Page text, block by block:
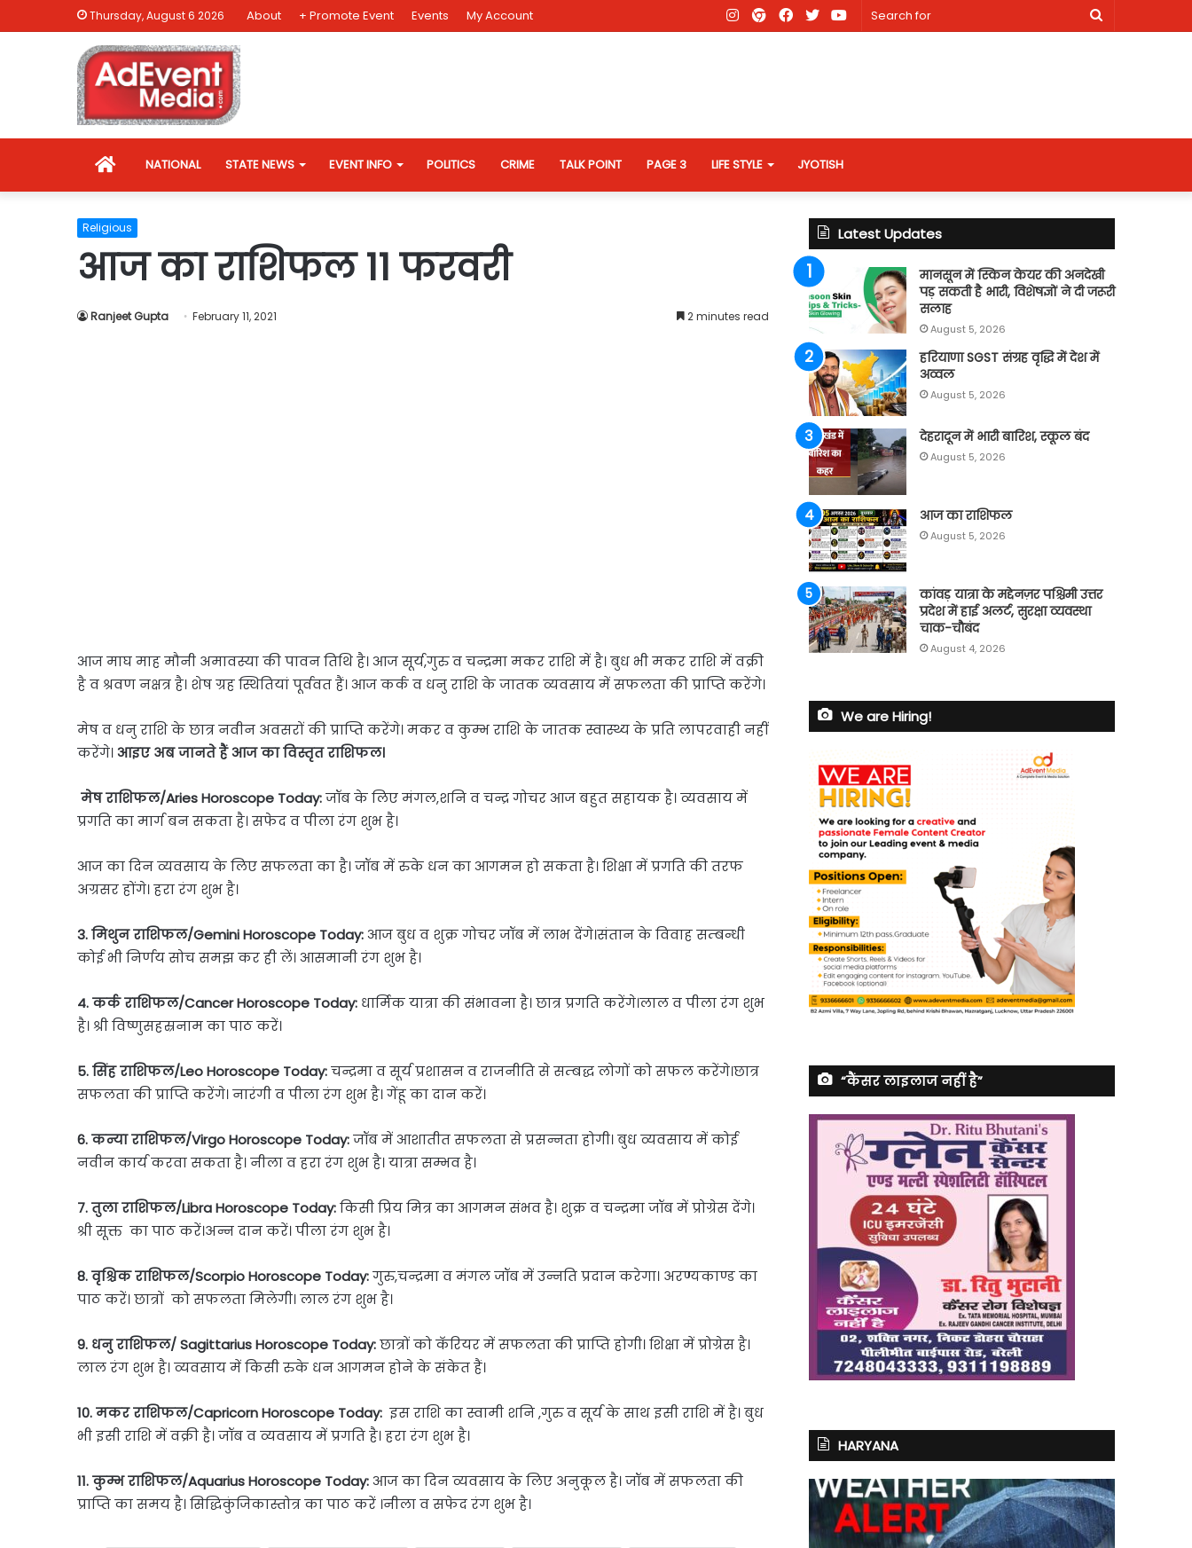
Thursday, August 6 2026 About + Promote Event Events My Account
Search
Youtube
X
Facebook
AD
Instagram
HOMENATIONAL STATE NEWS EVENT INFO POLITICS CRIME TALK POINT PAGE 3 LIFE STYLE JYOTISH
Religious
आज का राशिफल 11 फरवरी
Ranjeet Gupta February 11, 2021 2 minutes read
आज माघ माह मौनी अमावस्या की पावन तिथि है। आज सूर्य,गुरु व चन्द्रमा मकर राशि में है। बुध भी मकर राशि में वक्री
है व श्रवण नक्षत्र है। शेष ग्रह स्थितियां पूर्ववत हैं। आज कर्क व धनु राशि के जातक व्यवसाय में सफलता की प्राप्ति करेंगे।
मेष व धनु राशि के छात्र नवीन अवसरों की प्राप्ति करेंगे। मकर व कुम्भ राशि के जातक स्वास्थ्य के प्रति लापरवाही नहीं
करेंगे। आइए अब जानते हैं आज का विस्तृत राशिफल।
मेष राशिफल/Aries Horoscope Today:जॉब के लिए मंगल,शनि व चन्द्र गोचर आज बहुत सहायक है। व्यवसाय में
प्रगति का मार्ग बन सकता है। सफेद व पीला रंग शुभ है।
आज का दिन व्यवसाय के लिए सफलता का है। जॉब में रुके धन का आगमन हो सकता है। शिक्षा में प्रगति की तरफ
अग्रसर होंगे। हरा रंग शुभ है।
3. मिथुन राशिफल/Gemini Horoscope Today:आज बुध व शुक्र गोचर जॉब में लाभ देंगे।संतान के विवाह सम्बन्धी
कोई भी निर्णय सोच समझ कर ही लें। आसमानी रंग शुभ है।
4. कर्क राशिफल/Cancer Horoscope Today: धार्मिक यात्रा की संभावना है। छात्र प्रगति करेंगे।लाल व पीला रंग शुभ
है। श्री विष्णुसहस्रनाम का पाठ करें।
5. सिंह राशिफल/Leo Horoscope Today:चन्द्रमा व सूर्य प्रशासन व राजनीति से सम्बद्ध लोगों को सफल करेंगे।छात्र
सफलता की प्राप्ति करेंगे। नारंगी व पीला रंग शुभ है। गेंहू का दान करें।
6. कन्या राशिफल/Virgo Horoscope Today:जॉब में आशातीत सफलता से प्रसन्नता होगी। बुध व्यवसाय में कोई
नवीन कार्य करवा सकता है। नीला व हरा रंग शुभ है। यात्रा सम्भव है।
7. तुला राशिफल/Libra Horoscope Today:किसी प्रिय मित्र का आगमन संभव है। शुक्र व चन्द्रमा जॉब में प्रोग्रेस देंगे।
श्री सूक्त का पाठ करें।अन्न दान करें। पीला रंग शुभ है।
8. वृश्चिक राशिफल/Scorpio Horoscope Today:गुरु,चन्द्रमा व मंगल जॉब में उन्नति प्रदान करेगा। अरण्यकाण्ड का
पाठ करें। छात्रों को सफलता मिलेगी। लाल रंग शुभ है।
9. धनु राशिफल/ Sagittarius Horoscope Today:छात्रों को कॅरियर में सफलता की प्राप्ति होगी। शिक्षा में प्रोग्रेस है।
लाल रंग शुभ है। व्यवसाय में किसी रुके धन आगमन होने के संकेत हैं।
10. मकर राशिफल/Capricorn Horoscope Today: इस राशि का स्वामी शनि ,गुरु व सूर्य के साथ इसी राशि में है। बुध
भी इसी राशि में वक्री है। जॉब व व्यवसाय में प्रगति है। हरा रंग शुभ है।
11. कुम्भ राशिफल/Aquarius Horoscope Today:आज का दिन व्यवसाय के लिए अनुकूल है। जॉब में सफलता की
प्राप्ति का समय है। सिद्धिकुंजिकास्तोत्र का पाठ करें ।नीला व सफेद रंग शुभ है।
Latest Updates
मानसून में स्किन केयर की अनदेखी
पड़ सकती है भारी, विशेषज्ञों ने दी जरूरी
सलाह
August 5, 2026
हरियाणा SGST संग्रह वृद्धि में देश में
अव्वल
August 5, 2026
देहरादून में भारी बारिश, स्कूल बंद
August 5, 2026
आज का राशिफल
August 5, 2026
कांवड़ यात्रा के मद्देनज़र पश्चिमी उत्तर
प्रदेश में हाई अलर्ट, सुरक्षा व्यवस्था
चाक-चौबंद
August 4, 2026
We are Hiring!
“कैंसर लाइलाज नहीं है”
HARYANA